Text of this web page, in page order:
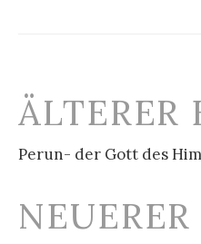
Beitrags-
ÄLTERER
Perun- der Gott des